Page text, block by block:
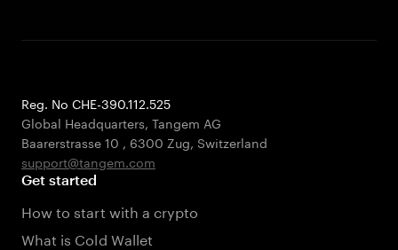
Reg. No CHE-390.112.525
Global Headquarters, Tangem AG
Baarerstrasse 10 , 6300 Zug, Switzerland
support@tangem.com
Get started
How to start with a crypto
What is Cold Wallet